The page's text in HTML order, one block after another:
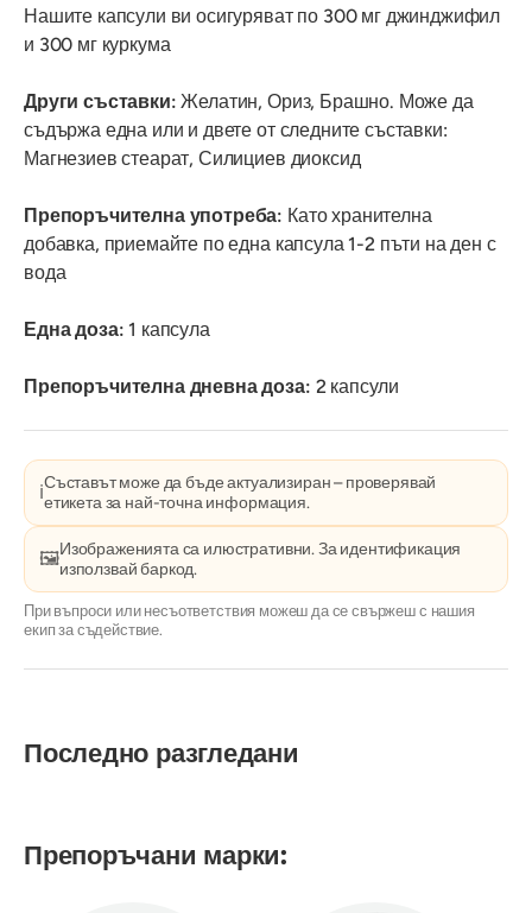
Нашите капсули ви осигуряват по 300 мг джинджифил
и 300 мг куркума
Други съставки: Желатин, Ориз, Брашно. Може да
съдържа една или и двете от следните съставки:
Магнезиев стеарат, Силициев диоксид
Препоръчителна употреба: Като хранителна
добавка, приемайте по една капсула 1-2 пъти на ден с
вода
Една доза: 1 капсула
Препоръчителна дневна доза: 2 капсули
ℹ️Съставът може да бъде актуализиран – проверявай
етикета за най-точна информация.
🖼️Изображенията са илюстративни. За идентификация
използвай баркод.
При въпроси или несъответствия можеш да се свържеш с нашия
екип за съдействие.
Последно разгледани
Препоръчани марки: